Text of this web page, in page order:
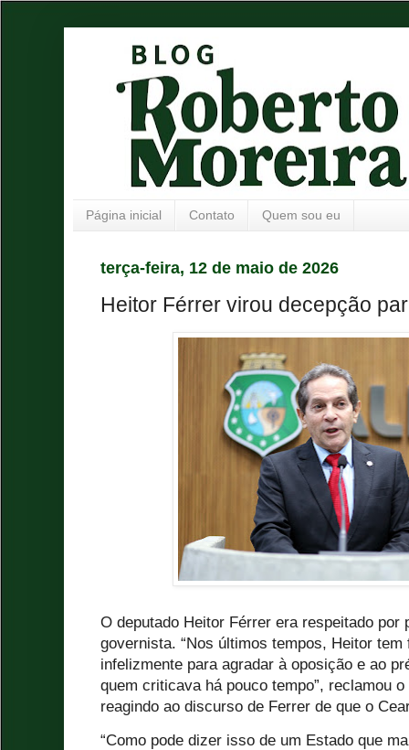
Página inicial Contato Quem sou eu
terça-feira, 12 de maio de 2026
Heitor Férrer virou decepção
O deputado Heitor Férrer era respeitado por
governista. “Nos últimos tempos, Heitor
infelizmente para agradar à oposição e ao
quem criticava há pouco tempo”, reclamou
reagindo ao discurso de Ferrer de que o
“Como pode dizer isso de um Estado que